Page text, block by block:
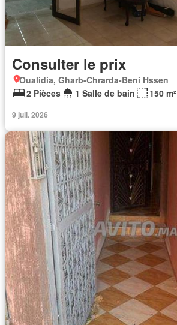
Consulter le prix
Oualidia, Gharb-Chrarda-Beni Hssen
2 Pièces
1 Salle de bain 150 m²
9 juil. 2026